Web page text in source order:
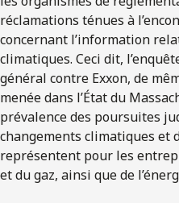
réclamations ténues à
concernant l’information
climatiques. Ceci dit,
général contre Exxon, de
menée dans l’État du
prévalence des poursuites
changements climatiques et
représentent pour les
et du gaz, ainsi que de